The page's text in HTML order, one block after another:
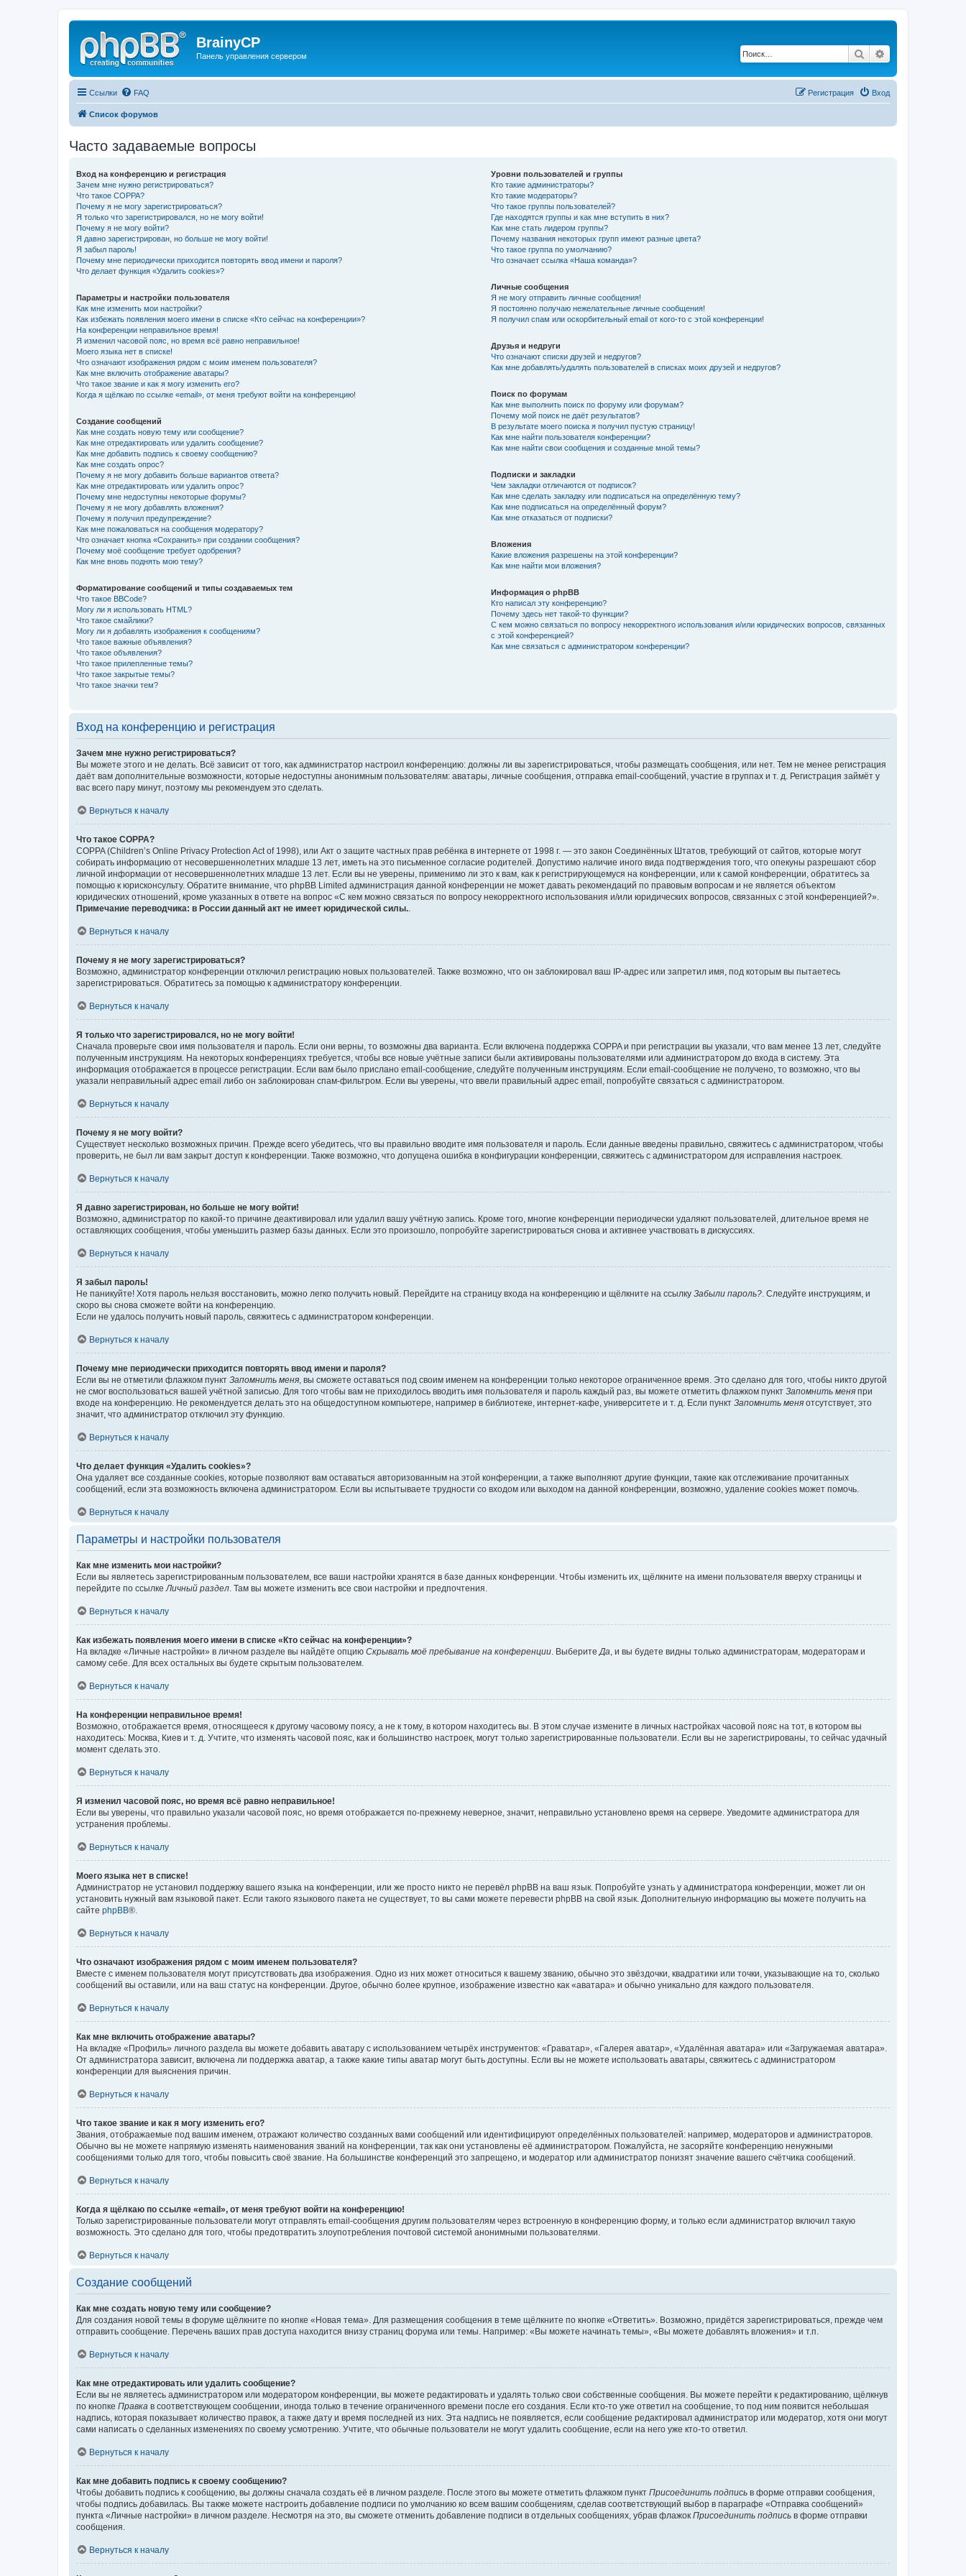
BrainyCP
Панель управления сервером Поиск
Ссылки FAQ Вход
Регистрация
Список форумов
Часто задаваемые вопросы
Вход на конференцию и регистрация
Зачем мне нужно регистрироваться?
Что такое COPPA?
Почему я не могу зарегистрироваться?
Я только что зарегистрировался, но не могу войти!
Почему я не могу войти?
Я давно зарегистрирован, но больше не могу войти!
Я забыл пароль!
Почему мне периодически приходится повторять ввод имени и пароля?
Что делает функция «Удалить cookies»?
Параметры и настройки пользователя
Как мне изменить мои настройки?
Как избежать появления моего имени в списке «Кто сейчас на конференции»?
На конференции неправильное время!
Я изменил часовой пояс, но время всё равно неправильное!
Моего языка нет в списке!
Что означают изображения рядом с моим именем пользователя?
Как мне включить отображение аватары?
Что такое звание и как я могу изменить его?
Когда я щёлкаю по ссылке «email», от меня требуют войти на конференцию!
Создание сообщений
Как мне создать новую тему или сообщение?
Как мне отредактировать или удалить сообщение?
Как мне добавить подпись к своему сообщению?
Как мне создать опрос?
Почему я не могу добавить больше вариантов ответа?
Как мне отредактировать или удалить опрос?
Почему мне недоступны некоторые форумы?
Почему я не могу добавлять вложения?
Почему я получил предупреждение?
Как мне пожаловаться на сообщения модератору?
Что означает кнопка «Сохранить» при создании сообщения?
Почему моё сообщение требует одобрения?
Как мне вновь поднять мою тему?
Форматирование сообщений и типы создаваемых тем
Что такое BBCode?
Могу ли я использовать HTML?
Что такое смайлики?
Могу ли я добавлять изображения к сообщениям?
Что такое важные объявления?
Что такое объявления?
Что такое прилепленные темы?
Что такое закрытые темы?
Что такое значки тем?
Уровни пользователей и группы
Кто такие администраторы?
Кто такие модераторы?
Что такое группы пользователей?
Где находятся группы и как мне вступить в них?
Как мне стать лидером группы?
Почему названия некоторых групп имеют разные цвета?
Что такое группа по умолчанию?
Что означает ссылка «Наша команда»?
Личные сообщения
Я не могу отправить личные сообщения!
Я постоянно получаю нежелательные личные сообщения!
Я получил спам или оскорбительный email от кого-то с этой конференции!
Друзья и недруги
Что означают списки друзей и недругов?
Как мне добавлять/удалять пользователей в списках моих друзей и недругов?
Поиск по форумам
Как мне выполнить поиск по форуму или форумам?
Почему мой поиск не даёт результатов?
В результате моего поиска я получил пустую страницу!
Как мне найти пользователя конференции?
Как мне найти свои сообщения и созданные мной темы?
Подписки и закладки
Чем закладки отличаются от подписок?
Как мне сделать закладку или подписаться на определённую тему?
Как мне подписаться на определённый форум?
Как мне отказаться от подписки?
Вложения
Какие вложения разрешены на этой конференции?
Как мне найти мои вложения?
Информация о phpBB
Кто написал эту конференцию?
Почему здесь нет такой-то функции?
С кем можно связаться по вопросу некорректного использования и/или юридических вопросов, связанных
с этой конференцией?
Как мне связаться с администратором конференции?
Вход на конференцию и регистрация
Зачем мне нужно регистрироваться?
Вы можете этого и не делать. Всё зависит от того, как администратор настроил конференцию: должны ли вы зарегистрироваться, чтобы размещать сообщения, или нет. Тем не менее регистрация
даёт вам дополнительные возможности, которые недоступны анонимным пользователям: аватары, личные сообщения, отправка email-сообщений, участие в группах и т. д. Регистрация займёт у
вас всего пару минут, поэтому мы рекомендуем это сделать.
Вернуться к началу
Что такое COPPA?
COPPA (Children’s Online Privacy Protection Act of 1998), или Акт о защите частных прав ребёнка в интернете от 1998 г. — это закон Соединённых Штатов, требующий от сайтов, которые могут
собирать информацию от несовершеннолетних младше 13 лет, иметь на это письменное согласие родителей. Допустимо наличие иного вида подтверждения того, что опекуны разрешают сбор
личной информации от несовершеннолетних младше 13 лет. Если вы не уверены, применимо ли это к вам, как к регистрирующемуся на конференции, или к самой конференции, обратитесь за
помощью к юрисконсульту. Обратите внимание, что phpBB Limited администрация данной конференции не может давать рекомендаций по правовым вопросам и не является объектом
юридических отношений, кроме указанных в ответе на вопрос «С кем можно связаться по вопросу некорректного использования и/или юридических вопросов, связанных с этой конференцией?».
Примечание переводчика: в России данный акт не имеет юридической силы.
Вернуться к началу
Почему я не могу зарегистрироваться?
Возможно, администратор конференции отключил регистрацию новых пользователей. Также возможно, что он заблокировал ваш IP-адрес или запретил имя, под которым вы пытаетесь
зарегистрироваться. Обратитесь за помощью к администратору конференции.
Вернуться к началу
Я только что зарегистрировался, но не могу войти!
Сначала проверьте свои имя пользователя и пароль. Если они верны, то возможны два варианта. Если включена поддержка COPPA и при регистрации вы указали, что вам менее 13 лет, следуйте
полученным инструкциям. На некоторых конференциях требуется, чтобы все новые учётные записи были активированы пользователями или администратором до входа в систему. Эта
информация отображается в процессе регистрации. Если вам было прислано email-сообщение, следуйте полученным инструкциям. Если email-сообщение не получено, то возможно, что вы
указали неправильный адрес email либо он заблокирован спам-фильтром. Если вы уверены, что ввели правильный адрес email, попробуйте связаться с администратором.
Вернуться к началу
Почему я не могу войти?
Существует несколько возможных причин. Прежде всего убедитесь, что вы правильно вводите имя пользователя и пароль. Если данные введены правильно, свяжитесь с администратором, чтобы
проверить, не был ли вам закрыт доступ к конференции. Также возможно, что допущена ошибка в конфигурации конференции, свяжитесь с администратором для исправления настроек.
Вернуться к началу
Я давно зарегистрирован, но больше не могу войти!
Возможно, администратор по какой-то причине деактивировал или удалил вашу учётную запись. Кроме того, многие конференции периодически удаляют пользователей, длительное время не
оставляющих сообщения, чтобы уменьшить размер базы данных. Если это произошло, попробуйте зарегистрироваться снова и активнее участвовать в дискуссиях.
Вернуться к началу
Я забыл пароль!
Не паникуйте! Хотя пароль нельзя восстановить, можно легко получить новый. Перейдите на страницу входа на конференцию и щёлкните на ссылку Забыли пароль? . Следуйте инструкциям, и
скоро вы снова сможете войти на конференцию.
Если не удалось получить новый пароль, свяжитесь с администратором конференции.
Вернуться к началу
Почему мне периодически приходится повторять ввод имени и пароля?
Если вы не отметили флажком пункт Запомнить меня , вы сможете оставаться под своим именем на конференции только некоторое ограниченное время. Это сделано для того, чтобы никто другой
не смог воспользоваться вашей учётной записью. Для того чтобы вам не приходилось вводить имя пользователя и пароль каждый раз, вы можете отметить флажком пункт Запомнить меня при
входе на конференцию. Не рекомендуется делать это на общедоступном компьютере, например в библиотеке, интернет-кафе, университете и т. д. Если пункт Запомнить меня отсутствует, это
значит, что администратор отключил эту функцию.
Вернуться к началу
Что делает функция «Удалить cookies»?
Она удаляет все созданные cookies, которые позволяют вам оставаться авторизованным на этой конференции, а также выполняют другие функции, такие как отслеживание прочитанных
сообщений, если эта возможность включена администратором. Если вы испытываете трудности со входом или выходом на данной конференции, возможно, удаление cookies может помочь.
Вернуться к началу
Параметры и настройки пользователя
Как мне изменить мои настройки?
Если вы являетесь зарегистрированным пользователем, все ваши настройки хранятся в базе данных конференции. Чтобы изменить их, щёлкните на имени пользователя вверху страницы и
перейдите по ссылке Личный раздел . Там вы можете изменить все свои настройки и предпочтения.
Вернуться к началу
Как избежать появления моего имени в списке «Кто сейчас на конференции»?
На вкладке «Личные настройки» в личном разделе вы найдёте опцию Скрывать моё пребывание на конференции . Выберите Да , и вы будете видны только администраторам, модераторам и
самому себе. Для всех остальных вы будете скрытым пользователем.
Вернуться к началу
На конференции неправильное время!
Возможно, отображается время, относящееся к другому часовому поясу, а не к тому, в котором находитесь вы. В этом случае измените в личных настройках часовой пояс на тот, в котором вы
находитесь: Москва, Киев и т. д. Учтите, что изменять часовой пояс, как и большинство настроек, могут только зарегистрированные пользователи. Если вы не зарегистрированы, то сейчас удачный
момент сделать это.
Вернуться к началу
Я изменил часовой пояс, но время всё равно неправильное!
Если вы уверены, что правильно указали часовой пояс, но время отображается по-прежнему неверное, значит, неправильно установлено время на сервере. Уведомите администратора для
устранения проблемы.
Вернуться к началу
Моего языка нет в списке!
Администратор не установил поддержку вашего языка на конференции, или же просто никто не перевёл phpBB на ваш язык. Попробуйте узнать у администратора конференции, может ли он
установить нужный вам языковой пакет. Если такого языкового пакета не существует, то вы сами можете перевести phpBB на свой язык. Дополнительную информацию вы можете получить на
сайте phpBB®.
Вернуться к началу
Что означают изображения рядом с моим именем пользователя?
Вместе с именем пользователя могут присутствовать два изображения. Одно из них может относиться к вашему званию, обычно это звёздочки, квадратики или точки, указывающие на то, сколько
сообщений вы оставили, или на ваш статус на конференции. Другое, обычно более крупное, изображение известно как «аватара» и обычно уникально для каждого пользователя.
Вернуться к началу
Как мне включить отображение аватары?
На вкладке «Профиль» личного раздела вы можете добавить аватару с использованием четырёх инструментов: «Граватар», «Галерея аватар», «Удалённая аватара» или «Загружаемая аватара».
От администратора зависит, включена ли поддержка аватар, а также какие типы аватар могут быть доступны. Если вы не можете использовать аватары, свяжитесь с администратором
конференции для выяснения причин.
Вернуться к началу
Что такое звание и как я могу изменить его?
Звания, отображаемые под вашим именем, отражают количество созданных вами сообщений или идентифицируют определённых пользователей: например, модераторов и администраторов.
Обычно вы не можете напрямую изменять наименования званий на конференции, так как они установлены её администратором. Пожалуйста, не засоряйте конференцию ненужными
сообщениями только для того, чтобы повысить своё звание. На большинстве конференций это запрещено, и модератор или администратор понизят значение вашего счётчика сообщений.
Вернуться к началу
Когда я щёлкаю по ссылке «email», от меня требуют войти на конференцию!
Только зарегистрированные пользователи могут отправлять email-сообщения другим пользователям через встроенную в конференцию форму, и только если администратор включил такую
возможность. Это сделано для того, чтобы предотвратить злоупотребления почтовой системой анонимными пользователями.
Вернуться к началу
Создание сообщений
Как мне создать новую тему или сообщение?
Для создания новой темы в форуме щёлкните по кнопке «Новая тема». Для размещения сообщения в теме щёлкните по кнопке «Ответить». Возможно, придётся зарегистрироваться, прежде чем
отправить сообщение. Перечень ваших прав доступа находится внизу страниц форума или темы. Например: «Вы можете начинать темы», «Вы можете добавлять вложения» и т.п.
Вернуться к началу
Как мне отредактировать или удалить сообщение?
Если вы не являетесь администратором или модератором конференции, вы можете редактировать и удалять только свои собственные сообщения. Вы можете перейти к редактированию, щёлкнув
по кнопке Правка в соответствующем сообщении, иногда только в течение ограниченного времени после его создания. Если кто-то уже ответил на сообщение, то под ним появится небольшая
надпись, которая показывает количество правок, а также дату и время последней из них. Эта надпись не появляется, если сообщение редактировал администратор или модератор, хотя они могут
сами написать о сделанных изменениях по своему усмотрению. Учтите, что обычные пользователи не могут удалить сообщение, если на него уже кто-то ответил.
Вернуться к началу
Как мне добавить подпись к своему сообщению?
Чтобы добавить подпись к сообщению, вы должны сначала создать её в личном разделе. После этого вы можете отметить флажком пункт Присоединить подпись в форме отправки сообщения,
чтобы подпись добавилась. Вы также можете настроить добавление подписи по умолчанию ко всем вашим сообщениям, сделав соответствующий выбор в параграфе «Отправка сообщений»
пункта «Личные настройки» в личном разделе. Несмотря на это, вы сможете отменить добавление подписи в отдельных сообщениях, убрав флажок Присоединить подпись в форме отправки
сообщения.
Вернуться к началу